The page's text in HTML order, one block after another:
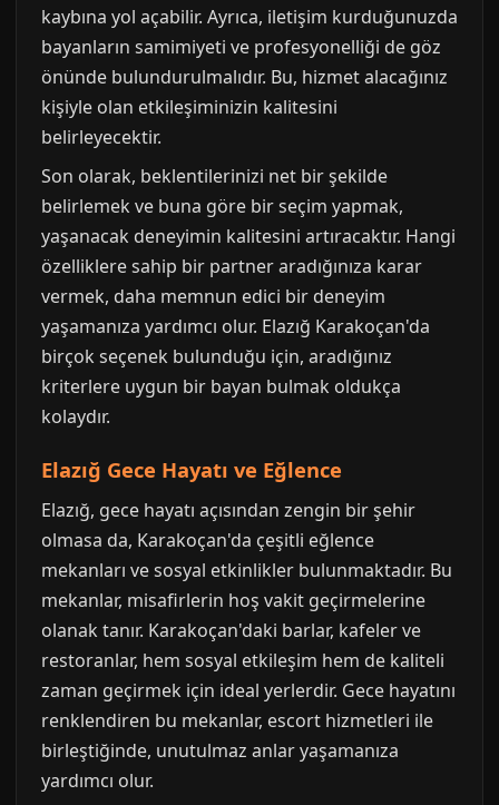
kaybına yol açabilir. Ayrıca, iletişim kurduğunuzda
bayanların samimiyeti ve profesyonelliği de göz
önünde bulundurulmalıdır. Bu, hizmet alacağınız
kişiyle olan etkileşiminizin kalitesini
belirleyecektir.
Son olarak, beklentilerinizi net bir şekilde
belirlemek ve buna göre bir seçim yapmak,
yaşanacak deneyimin kalitesini artıracaktır. Hangi
özelliklere sahip bir partner aradığınıza karar
vermek, daha memnun edici bir deneyim
yaşamanıza yardımcı olur. Elazığ Karakoçan'da
birçok seçenek bulunduğu için, aradığınız
kriterlere uygun bir bayan bulmak oldukça
kolaydır.
Elazığ Gece Hayatı ve Eğlence
Elazığ, gece hayatı açısından zengin bir şehir
olmasa da, Karakoçan'da çeşitli eğlence
mekanları ve sosyal etkinlikler bulunmaktadır. Bu
mekanlar, misafirlerin hoş vakit geçirmelerine
olanak tanır. Karakoçan'daki barlar, kafeler ve
restoranlar, hem sosyal etkileşim hem de kaliteli
zaman geçirmek için ideal yerlerdir. Gece hayatını
renklendiren bu mekanlar, escort hizmetleri ile
birleştiğinde, unutulmaz anlar yaşamanıza
yardımcı olur.